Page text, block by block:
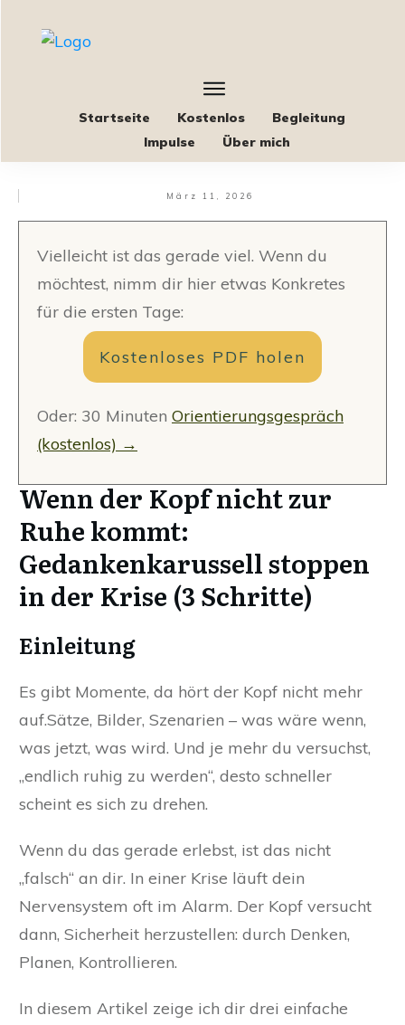
Startseite Kostenlos
Begleitung
Impulse
Über mich
März 11, 2026
Vielleicht ist das gerade viel. Wenn du
möchtest, nimm dir hier etwas Konkretes
für die ersten Tage:
Kostenloses PDF holen
Oder: 30 Minuten Orientierungsgespräch
(kostenlos) →
Wenn der Kopf nicht zur
Ruhe kommt:
Gedankenkarussell stoppen
in der Krise (3 Schritte)
Einleitung
Es gibt Momente, da hört der Kopf nicht mehr
auf.Sätze, Bilder, Szenarien – was wäre wenn,
was jetzt, was wird. Und je mehr du versuchst,
„endlich ruhig zu werden“, desto schneller
scheint es sich zu drehen.
Wenn du das gerade erlebst, ist das nicht
„falsch“ an dir. In einer Krise läuft dein
Nervensystem oft im Alarm. Der Kopf versucht
dann, Sicherheit herzustellen: durch Denken,
Planen, Kontrollieren.
In diesem Artikel zeige ich dir drei einfache